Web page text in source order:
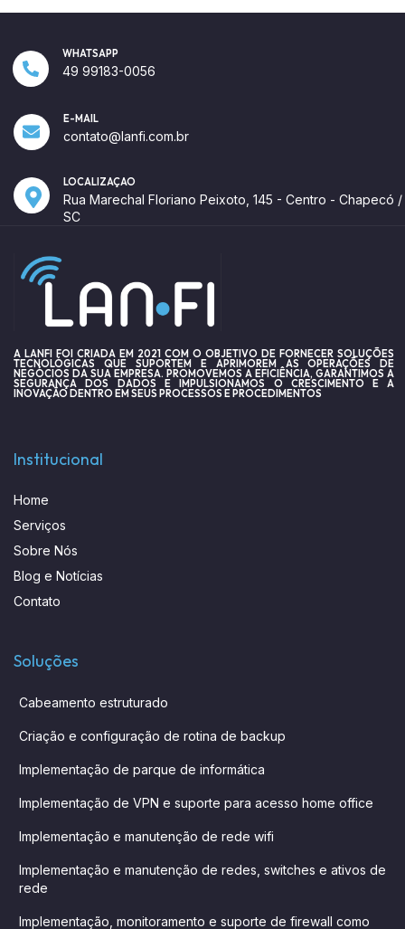
WHATSAPP
49 99183-0056
E-MAIL
contato@lanfi.com.br
LOCALIZAÇÃO
Rua Marechal Floriano Peixoto, 145 - Centro - Chapecó /
SC
A LANFI FOI CRIADA EM 2021 COM O OBJETIVO DE FORNECER SOLUÇÕES
TECNOLÓGICAS QUE SUPORTEM E APRIMOREM AS OPERAÇÕES DE
NEGÓCIOS DA SUA EMPRESA. PROMOVEMOS A EFICIÊNCIA, GARANTIMOS A
SEGURANÇA DOS DADOS E IMPULSIONAMOS O CRESCIMENTO E A
INOVAÇÃO DENTRO EM SEUS PROCESSOS E PROCEDIMENTOS
Institucional
Home
Serviços
Sobre Nós
Blog e Notícias
Contato
Soluções
Cabeamento estruturado
Criação e configuração de rotina de backup
Implementação de parque de informática
Implementação de VPN e suporte para acesso home office
Implementação e manutenção de rede wifi
Implementação e manutenção de redes, switches e ativos de
rede
Implementação, monitoramento e suporte de firewall como